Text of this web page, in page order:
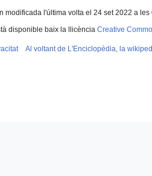
modificada l'última volta el 24 set 2022 a les
disponible baix la llicència Creative
Al voltant de L'Enciclopèdia, la